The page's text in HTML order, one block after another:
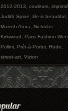
2012-2013,couleurs,
Judith Spine,life is beautiful,
Manish Arora,Nicholas
Kirkwood,Paris Fashion
Pollini,Prêt-à-Porter,Rude,
street-art,Vizion